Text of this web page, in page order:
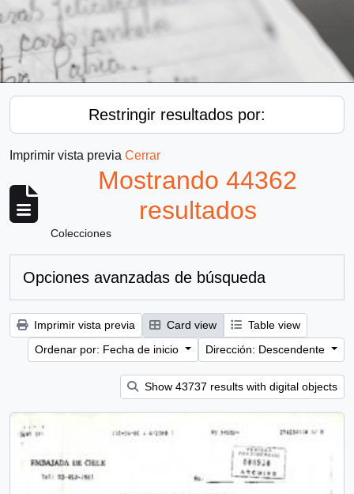
Restringir resultados por:
Imprimir vista previa Cerrar
Mostrando 44362
resultados
Colecciones
Opciones avanzadas de búsqueda
Imprimir vista previa Card view
Table view
Ordenar por: Fecha de inicio
Dirección: Descendente
Show 43737 results with digital objects